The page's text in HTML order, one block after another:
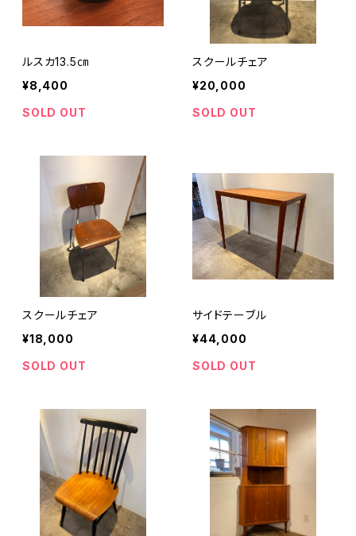
ルスカ13.5㎝
¥8,400
SOLD OUT
スクールチェア
¥20,000
SOLD OUT
スクールチェア
¥18,000
SOLD OUT
サイドテーブル
¥44,000
SOLD OUT